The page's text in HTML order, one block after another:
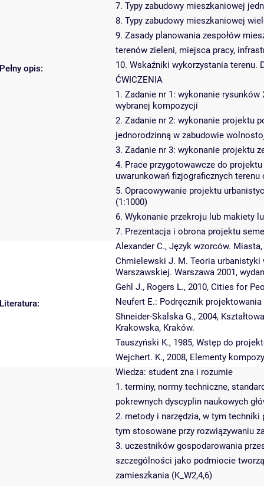
Pełny opis:
7. Typy zabudowy mieszkaniowej
8. Typy zabudowy mieszkaniowej
9. Zasady planowania zespołów
terenów zieleni, miejsca pracy,
10. Wskaźniki wykorzystania terenu.
ĆWICZENIA
1. Zadanie nr 1: wykonanie
wybranej kompozycji
2. Zadanie nr 2: wykonanie projektu
jednorodzinną w zabudowie
3. Zadanie nr 3: wykonanie projektu
4. Prace przygotowawcze do
uwarunkowań fizjograficznych
5. Opracowywanie projektu
(1:1000)
6. Wykonanie przekroju lub makiety
7. Prezentacja i obrona projektu
Literatura:
Alexander C., Język wzorców.
Chmielewski J. M. Teoria
Warszawskiej. Warszawa 2001,
Gehl J., Rogers L., 2010, Cities for
Neufert E.: Podręcznik
Shneider-Skalska G., 2004,
Krakowska, Kraków.
Tauszyński K., 1985, Wstęp do
Wejchert. K., 2008, Elementy
Wiedza: student zna i rozumie
1. terminy, normy techniczne,
pokrewnych dyscyplin naukowych
2. metody i narzędzia, w tym
tym stosowane przy rozwiązywaniu
3. uczestników gospodarowania
szczególności jako podmiocie
zamieszkania (K_W2,4,6)